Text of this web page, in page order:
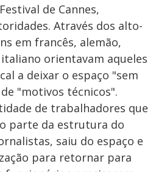
de Cannes,
Através dos alto-
em francês, alemão,
orientavam aqueles
a deixar o espaço "sem
"motivos técnicos".
de trabalhadores que
parte da estrutura do
saiu do espaço e
para retornar para